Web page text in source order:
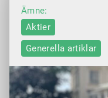
Ämne:
Aktier
Generella artiklar